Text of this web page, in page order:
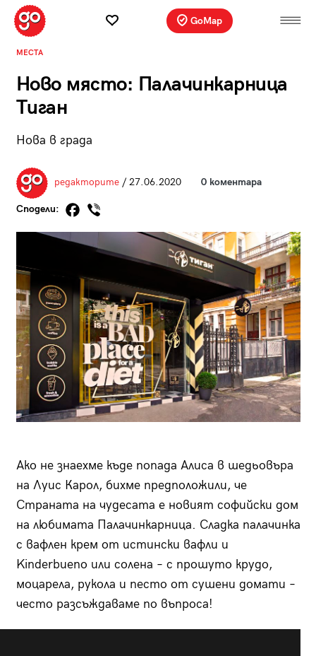
GoMap
МЕСТА
Ново място: Палачинкарница
Тиган
Нова в града
редакторите/ 27.06.2020 0 коментара
Сподели:
Ако не знаехме къде попада Алиса в шедьовъра
на Луис Карол, бихме предположили, че
Страната на чудесата е новият софийски дом
на любимата Палачинкарница. Сладка палачинка
с вафлен крем от истински вафли и
Kinderbuenо или солена – с прошуто крудо,
моцарела, рукола и песто от сушени домати –
често разсъждаваме по въпроса!